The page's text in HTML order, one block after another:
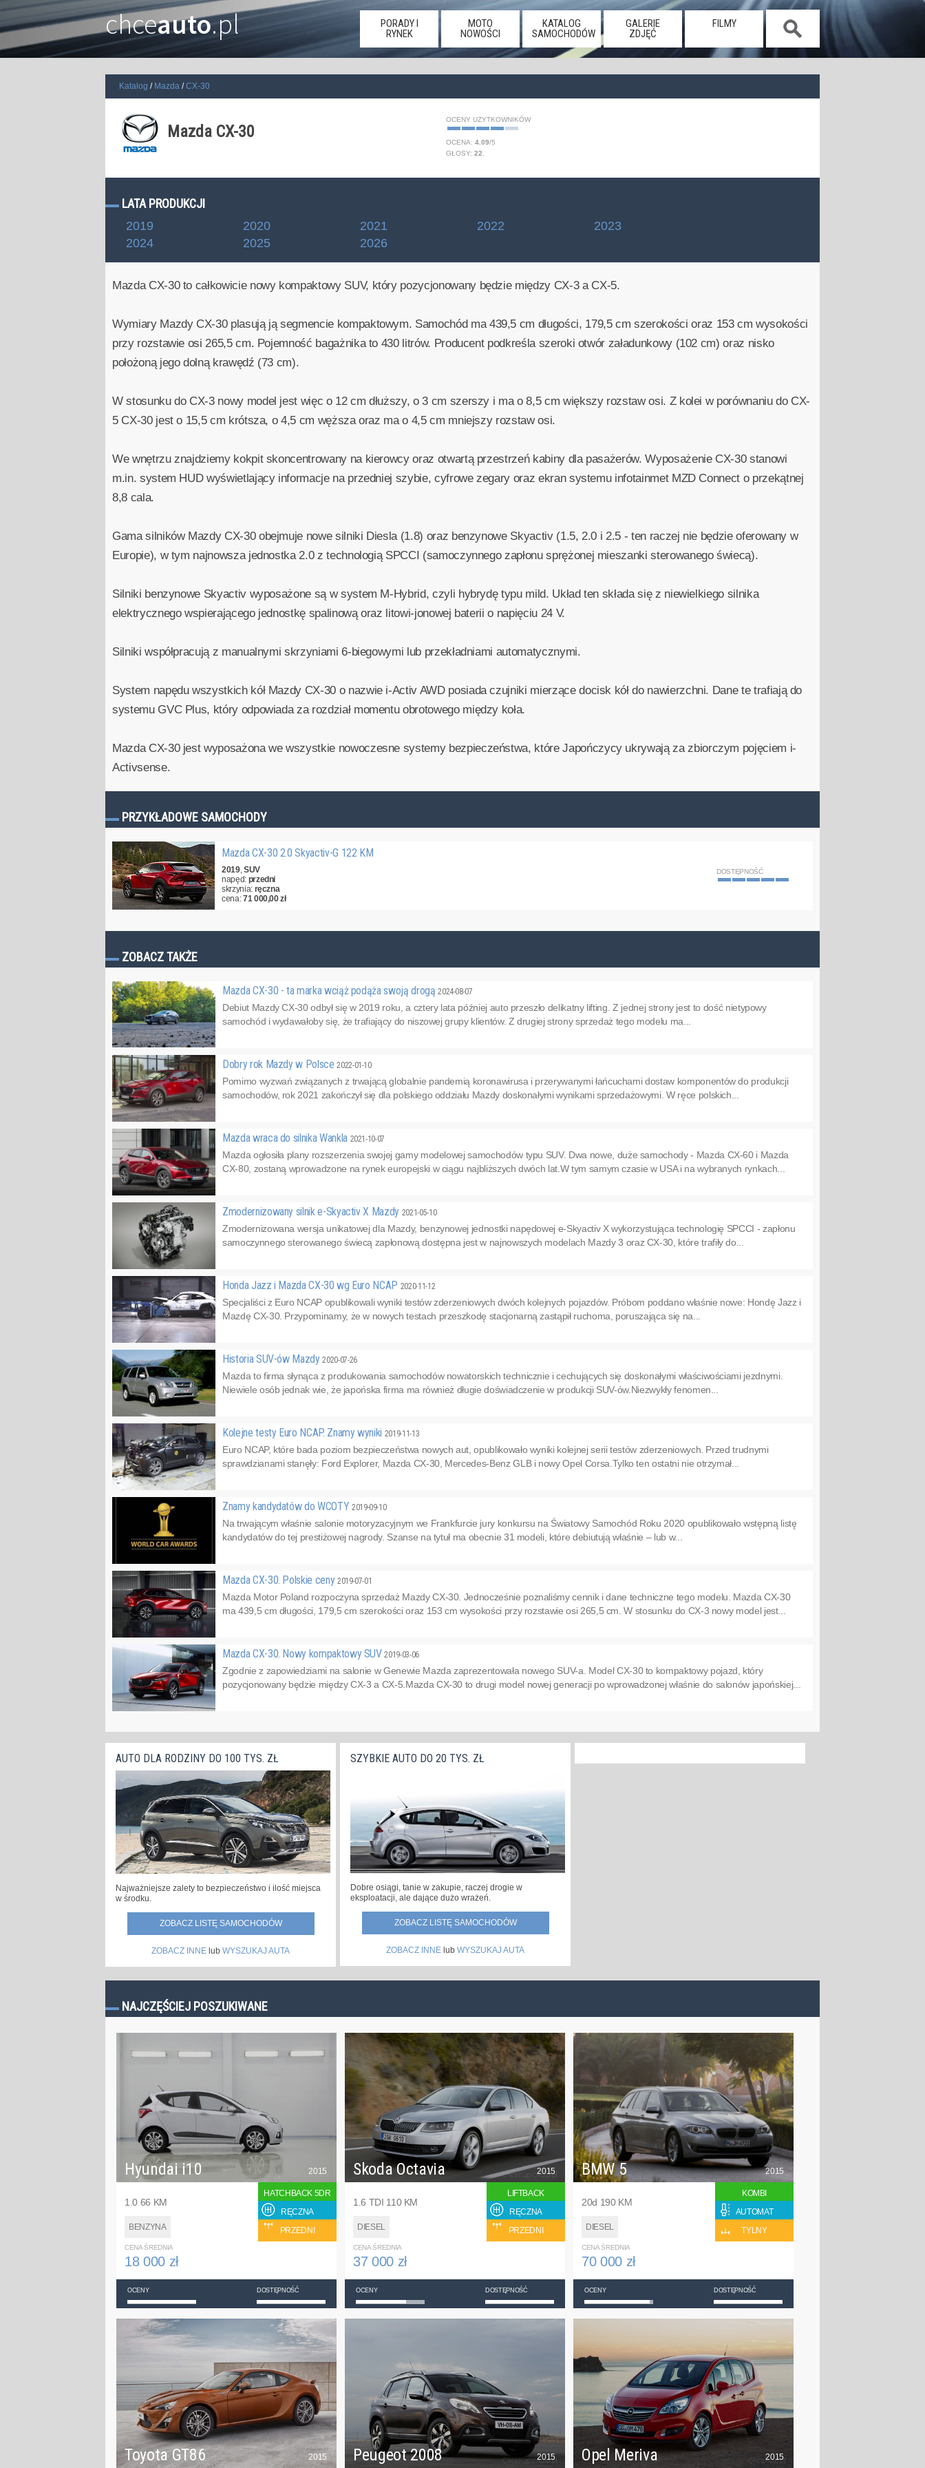
chceauto.pl
PORADY I
RYNEK
MOTO
NOWOŚCI
KATALOG
SAMOCHODÓW
GALERIE
ZDJĘĆ
FILMY
Katalog Mazda CX-30
Mazda CX-30
OCENY UŻYTKOWNIKÓW
OCENA: 4.09/5
GŁOSY: 22
LATA PRODUKCJI
2019 2020 2021 2022
2023
2024
2025 2026
Mazda CX-30 to całkowicie nowy kompaktowy SUV, który pozycjonowany będzie między CX-3 a CX-5.
Wymiary Mazdy CX-30 plasują ją segmencie kompaktowym. Samochód ma 439,5 cm długości, 179,5 cm szerokości oraz 153 cm wysokości
przy rozstawie osi 265,5 cm. Pojemność bagażnika to 430 litrów. Producent podkreśla szeroki otwór załadunkowy (102 cm) oraz nisko
położoną jego dolną krawędź (73 cm).
W stosunku do CX-3 nowy model jest więc o 12 cm dłuższy, o 3 cm szerszy i ma o 8,5 cm większy rozstaw osi. Z kolei w porównaniu do CX-
5 CX-30 jest o 15,5 cm krótsza, o 4,5 cm węższa oraz ma o 4,5 cm mniejszy rozstaw osi.
We wnętrzu znajdziemy kokpit skoncentrowany na kierowcy oraz otwartą przestrzeń kabiny dla pasażerów. Wyposażenie CX-30 stanowi
m.in. system HUD wyświetlający informacje na przedniej szybie, cyfrowe zegary oraz ekran systemu infotainmet MZD Connect o przekątnej
8,8 cala.
Gama silników Mazdy CX-30 obejmuje nowe silniki Diesla (1.8) oraz benzynowe Skyactiv (1.5, 2.0 i 2.5 - ten raczej nie będzie oferowany w
Europie), w tym najnowsza jednostka 2.0 z technologią SPCCI (samoczynnego zapłonu sprężonej mieszanki sterowanego świecą).
Silniki benzynowe Skyactiv wyposażone są w system M-Hybrid, czyli hybrydę typu mild. Układ ten składa się z niewielkiego silnika
elektrycznego wspierającego jednostkę spalinową oraz litowi-jonowej baterii o napięciu 24 V.
Silniki współpracują z manualnymi skrzyniami 6-biegowymi lub przekładniami automatycznymi.
System napędu wszystkich kół Mazdy CX-30 o nazwie i-Activ AWD posiada czujniki mierzące docisk kół do nawierzchni. Dane te trafiają do
systemu GVC Plus, który odpowiada za rozdział momentu obrotowego między koła.
Mazda CX-30 jest wyposażona we wszystkie nowoczesne systemy bezpieczeństwa, które Japończycy ukrywają za zbiorczym pojęciem i-
Activsense.
PRZYKŁADOWE SAMOCHODY
Mazda CX-30 2.0 Skyactiv-G 122 KM
2019,SUV
napęd: przedni
skrzynia: ręczna
cena:71 000,00 zł
DOSTĘPNOŚĆ
ZOBACZ TAKŻE
Mazda CX-30 - ta marka wciąż podąża swoją drogą2024-08-07
Debiut Mazdy CX-30 odbył się w 2019 roku, a cztery lata później auto przeszło delikatny lifting. Z jednej strony jest to dość nietypowy
samochód i wydawałoby się, że trafiający do niszowej grupy klientów. Z drugiej strony sprzedaż tego modelu ma...
Dobry rok Mazdy w Polsce2022-01-10
Pomimo wyzwań związanych z trwającą globalnie pandemią koronawirusa i przerywanymi łańcuchami dostaw komponentów do produkcji
samochodów, rok 2021 zakończył się dla polskiego oddziału Mazdy doskonałymi wynikami sprzedażowymi. W ręce polskich...
Mazda wraca do silnika Wankla 2021-10-07
Mazda ogłosiła plany rozszerzenia swojej gamy modelowej samochodów typu SUV. Dwa nowe, duże samochody - Mazda CX-60 i Mazda
CX-80, zostaną wprowadzone na rynek europejski w ciągu najbliższych dwóch lat.W tym samym czasie w USA i na wybranych rynkach...
Zmodernizowany silnik e-Skyactiv X Mazdy 2021-05-10
Zmodernizowana wersja unikatowej dla Mazdy, benzynowej jednostki napędowej e-Skyactiv X wykorzystująca technologię SPCCI - zapłonu
samoczynnego sterowanego świecą zapłonową dostępna jest w najnowszych modelach Mazdy 3 oraz CX-30, które trafiły do...
Honda Jazz i Mazda CX-30 wg Euro NCAP 2020-11-12
Specjaliści z Euro NCAP opublikowali wyniki testów zderzeniowych dwóch kolejnych pojazdów. Próbom poddano właśnie nowe: Hondę Jazz i
Mazdę CX-30. Przypominamy, że w nowych testach przeszkodę stacjonarną zastąpił ruchoma, poruszająca się na...
Historia SUV-ów Mazdy2020-07-26
Mazda to firma słynąca z produkowania samochodów nowatorskich technicznie i cechujących się doskonałymi właściwościami jezdnymi.
Niewiele osób jednak wie, że japońska firma ma również długie doświadczenie w produkcji SUV-ów.Niezwykły fenomen...
Kolejne testy Euro NCAP. Znamy wyniki 2019-11-13
Euro NCAP, które bada poziom bezpieczeństwa nowych aut, opublikowało wyniki kolejnej serii testów zderzeniowych. Przed trudnymi
sprawdzianami stanęły: Ford Explorer, Mazda CX-30, Mercedes-Benz GLB i nowy Opel Corsa.Tylko ten ostatni nie otrzymał...
Znamy kandydatów do WCOTY 2019-09-10
Na trwającym właśnie salonie motoryzacyjnym we Frankfurcie jury konkursu na Światowy Samochód Roku 2020 opublikowało wstępną listę
kandydatów do tej prestiżowej nagrody. Szanse na tytuł ma obecnie 31 modeli, które debiutują właśnie – lub w...
Mazda CX-30. Polskie ceny 2019-07-01
Mazda Motor Poland rozpoczyna sprzedaż Mazdy CX-30. Jednocześnie poznaliśmy cennik i dane techniczne tego modelu. Mazda CX-30
ma 439,5 cm długości, 179,5 cm szerokości oraz 153 cm wysokości przy rozstawie osi 265,5 cm. W stosunku do CX-3 nowy model jest...
Mazda CX-30. Nowy kompaktowy SUV2019-03-06
Zgodnie z zapowiedziami na salonie w Genewie Mazda zaprezentowała nowego SUV-a. Model CX-30 to kompaktowy pojazd, który
pozycjonowany będzie między CX-3 a CX-5.Mazda CX-30 to drugi model nowej generacji po wprowadzonej właśnie do salonów japońskiej...
AUTO DLA RODZINY DO 100 TYS. ZŁ
Najważniejsze zalety to bezpieczeństwo i ilość miejsca
w środku.
ZOBACZ LISTĘ SAMOCHODÓW
ZOBACZ INNE lub WYSZUKAJ AUTA
SZYBKIE AUTO DO 20 TYS. ZŁ
Dobre osiągi, tanie w zakupie, raczej drogie w
eksploatacji, ale dające dużo wrażeń.
ZOBACZ LISTĘ SAMOCHODÓW
ZOBACZ INNE lub WYSZUKAJ AUTA
NAJCZĘŚCIEJ POSZUKIWANE
Hyundai i10
1.0 66 KM
BENZYNA
2015
HATCHBACK 5DR
RĘCZNA
PRZEDNI
CENA ŚREDNIA
18 000 zł
OCENY DOSTĘPNOŚĆ
Skoda Octavia
1.6 TDI 110 KM
DIESEL
2015
LIFTBACK
RĘCZNA
PRZEDNI
CENA ŚREDNIA
37 000 zł
OCENY DOSTĘPNOŚĆ
BMW 5
20d 190 KM
DIESEL
2015
KOMBI
AUTOMAT
TYLNY
CENA ŚREDNIA
70 000 zł
OCENY DOSTĘPNOŚĆ
Toyota GT86 2015 Peugeot 2008 2015 Opel Meriva 2015